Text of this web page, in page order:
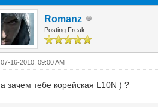
Romanz
Posting Freak
07-16-2010, 09:00 AM
а зачем тебе корейская L10N ) ?